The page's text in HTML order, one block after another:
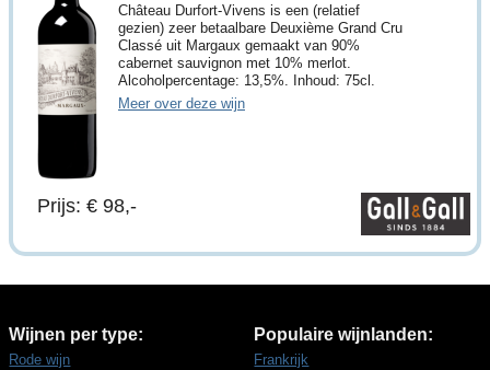
Château Durfort-Vivens is een (relatief
gezien) zeer betaalbare Deuxième Grand Cru
Classé uit Margaux gemaakt van 90%
cabernet sauvignon met 10% merlot.
Alcoholpercentage: 13,5%. Inhoud: 75cl.
Meer over deze wijn
Prijs: € 98,-
Wijnen per type:
Rode wijn
Populaire wijnlanden:
Frankrijk